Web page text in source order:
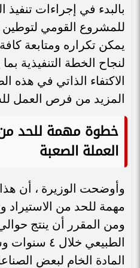
بالبدء في إجراءات تنفيذ
للمشروع القومي لتوطين
يمكن تكراره ومتابعة
لنجاح الخطة التنفيذية
الاكتفاء الذاتي في هذه
المزيد من فرص العمل
خطوة مهمة للحد من
العملة الصعبة
وأوضحت الوزيرة ، أن
مهمة للحد من الاستيراد
الطبيعي
المادة الخام لبعض